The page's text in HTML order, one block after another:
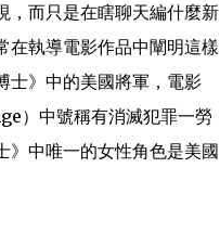
，而只是在瞎聊天編什麼新
在執導電影作品中闡明這樣
士》中的美國將軍，電影
）中號稱有消滅犯罪一勞
》中唯一的女性角色是美國